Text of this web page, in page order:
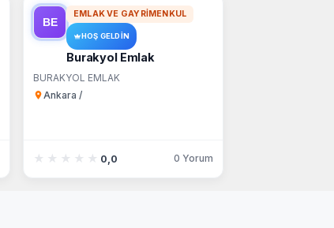
EMLAK VE GAYRIMENKUL
HOŞ GELDIN
Burakyol Emlak
BURAKYOL EMLAK
Ankara /
★★★★★
★★★★★ 0,0 0 Yorum